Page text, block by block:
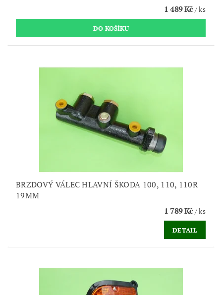
1 489 Kč/ ks
BRZDOVÝ VÁLEC HLAVNÍ ŠKODA 100, 110, 110R
19MM
1 789 Kč/ ks
DETAIL